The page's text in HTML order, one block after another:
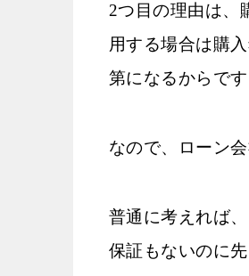
2つ目の理由は、
用する場合は購
第になるからです
なので、ローン
普通に考えれば
保証もないのに